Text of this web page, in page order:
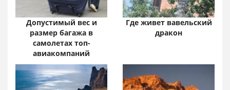
Допустимый вес и
размер багажа в
самолетах топ-
авиакомпаний
Где живет вавельский
дракон